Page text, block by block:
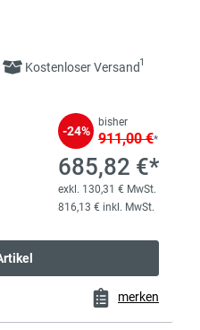
Kostenloser Versand1
-24%
bisher
911,00 €*
685,82 €*
exkl. 130,31 € MwSt.
816,13 € inkl. MwSt.
merken